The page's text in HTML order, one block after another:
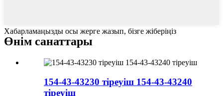
Хабарламаңызды осы жерге жазып, бізге жіберіңіз
Өнім санаттары
154-43-43230 тіреуіш 154-43-43240
тіреуіш